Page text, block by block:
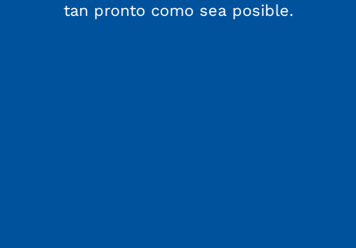
tan pronto como sea posible.